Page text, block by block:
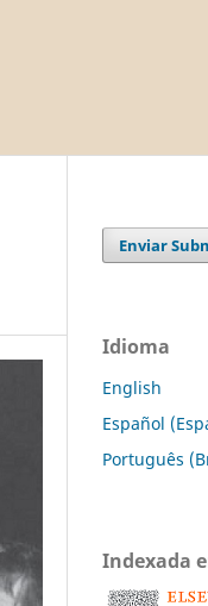
Enviar
Idioma
English
Español
Português
Indexada